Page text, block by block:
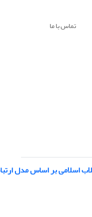
تماس با ما